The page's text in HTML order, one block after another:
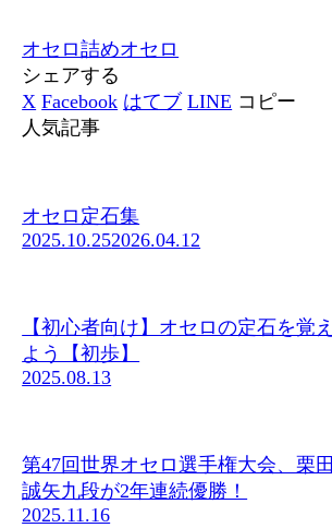
オセロ詰めオセロ
シェアする
X Facebook はてブ LINE コピー
人気記事
オセロ定石集
2025.10.252026.04.12
【初心者向け】オセロの定石を覚え
よう【初歩】
2025.08.13
第47回世界オセロ選手権大会、栗田
誠矢九段が2年連続優勝！
2025.11.16